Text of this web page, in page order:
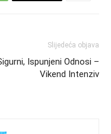
Slijedeća objava
Ispunjeni Odnosi –
Vikend Intenziv